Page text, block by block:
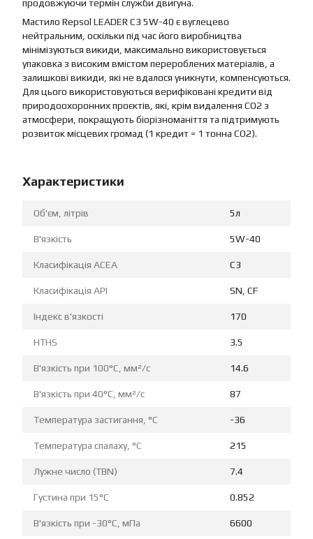
продовжуючи термін служби двигуна.
Мастило Repsol LEADER C3 5W-40 є вуглецево
нейтральним, оскільки під час його виробництва
мінімізуються викиди, максимально використовується
упаковка з високим вмістом перероблених матеріалів, а
залишкові викиди, які не вдалося уникнути, компенсуються.
Для цього використовуються верифіковані кредити від
природоохоронних проєктів, які, крім видалення CO2 з
атмосфери, покращують біорізноманіття та підтримують
розвиток місцевих громад (1 кредит = 1 тонна CO2).
Характеристики
Об'єм, літрів 5л
В'язкість 5W-40
Класифікація ACEA C3
Класифікація API SN, CF
Індекс в'язкості 170
HTHS 3.5
В'язкість при 100°C, мм²/с 14.6
В'язкість при 40°C, мм²/с 87
Температура застигання, °C -36
Температура спалаху, °C 215
Лужне число (TBN) 7.4
Густина при 15°C 0.852
В'язкість при -30°C, мПа 6600